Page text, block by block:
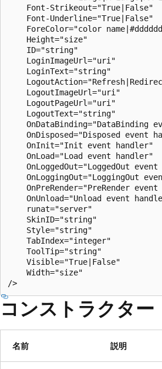
Font-Strikeout="True|False"
Font-Underline="True|False"
ForeColor="color
Height="size"
ID="string"
LoginImageUrl="uri"
LoginText="string"
LogoutImageUrl="uri"
LogoutPageUrl="uri"
LogoutText="string"
OnDataBinding="DataBinding
OnDisposed="Disposed event
OnInit="Init event handler"
OnLoad="Load event handler"
OnLoggedOut="LoggedOut
OnLoggingOut="LoggingOut
OnPreRender="PreRender event
OnUnload="Unload event
runat="server"
SkinID="string"
Style="string"
TabIndex="integer"
ToolTip="string"
Visible="True|False"
Width="size"
コンストラクター
名前 説明